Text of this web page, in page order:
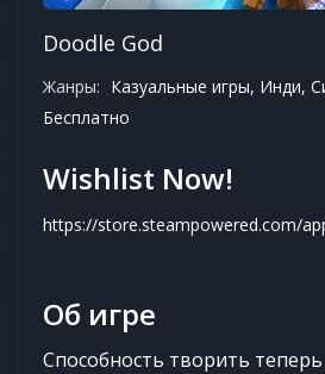
Doodle God
Жанры: Казуальные игры, Инди,
Бесплатно
Wishlist Now!
https://store.steampowered.com/
Об игре
Способность творить